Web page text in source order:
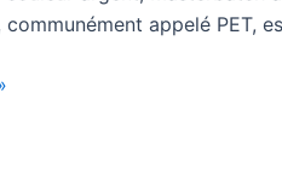
appelé PET,